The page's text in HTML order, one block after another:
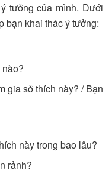
tưởng của mình. Dưới
bạn khai thác ý tưởng:
gia sở thích này? / Bạn
này trong bao lâu?
rảnh?